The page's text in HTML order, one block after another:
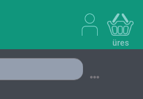
üres